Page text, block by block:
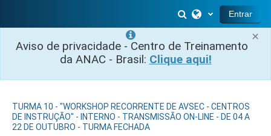
×
Aviso de privacidade - Centro de Treinamento
da ANAC - Brasil: Clique aqui!
Alternar entrada
Entrar
TURMA 10 - "WORKSHOP RECORRENTE DE AVSEC - CENTROS
DE INSTRUÇÃO" - INTERNO - TRANSMISSÃO ON-LINE - DE 04 A
22 DE OUTUBRO - TURMA FECHADA